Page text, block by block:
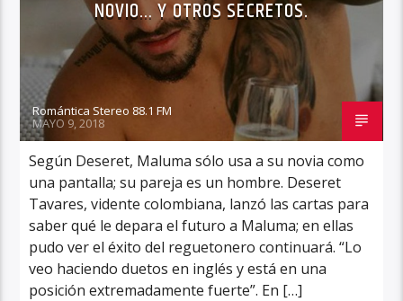
NOVIO… Y OTROS SECRETOS.
Romántica Stereo 88.1 FM
MAYO 9, 2018
Según Deseret, Maluma sólo usa a su novia como
una pantalla; su pareja es un hombre. Deseret
Tavares, vidente colombiana, lanzó las cartas para
saber qué le depara el futuro a Maluma; en ellas
pudo ver el éxito del reguetonero continuará. “Lo
veo haciendo duetos en inglés y está en una
posición extremadamente fuerte”. En […]